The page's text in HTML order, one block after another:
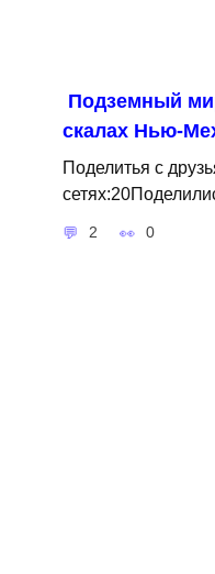
Подземный
скалах Нью-
Поделитья с
2 0